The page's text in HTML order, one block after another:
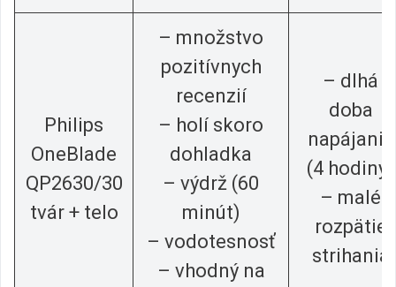
Philips
OneBlade
QP2630/30
tvár + telo
– množstvo
pozitívnych
recenzií
– holí skoro
dohladka
– výdrž (60
minút)
– vodotesnosť
– vhodný na
– dlhá
doba
napájania
(4 hodiny)
– malé
rozpätie
strihania